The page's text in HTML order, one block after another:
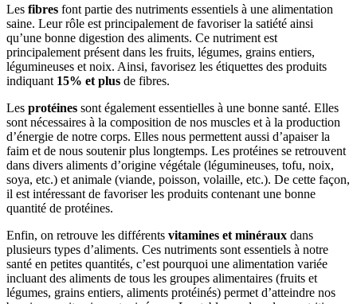
Les fibres font partie des nutriments essentiels à une alimentation
saine. Leur rôle est principalement de favoriser la satiété ainsi
qu’une bonne digestion des aliments. Ce nutriment est
principalement présent dans les fruits, légumes, grains entiers,
légumineuses et noix. Ainsi, favorisez les étiquettes des produits
indiquant 15% et plus de fibres.
Les protéines sont également essentielles à une bonne santé. Elles
sont nécessaires à la composition de nos muscles et à la production
d’énergie de notre corps. Elles nous permettent aussi d’apaiser la
faim et de nous soutenir plus longtemps. Les protéines se retrouvent
dans divers aliments d’origine végétale (légumineuses, tofu, noix,
soya, etc.) et animale (viande, poisson, volaille, etc.). De cette façon,
il est intéressant de favoriser les produits contenant une bonne
quantité de protéines.
Enfin, on retrouve les différents vitamines et minéraux dans
plusieurs types d’aliments. Ces nutriments sont essentiels à notre
santé en petites quantités, c’est pourquoi une alimentation variée
incluant des aliments de tous les groupes alimentaires (fruits et
légumes, grains entiers, aliments protéinés) permet d’atteindre nos